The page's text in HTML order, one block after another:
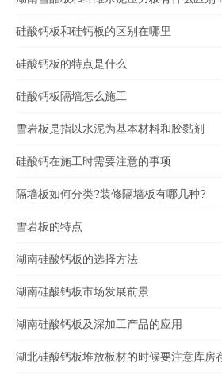
硅酸钙板和硅钙板的区别在哪里
硅酸钙板的特点是什么
硅酸钙板隔墙怎么施工
雪岩板是指以水泥为基本材料和胶黏剂
硅酸钙在施工时需要注意的事项
隔墙板如何分类?装修隔墙板有哪几种?
雪岩板的特点
湖南硅酸钙板的选择方法
湖南硅酸钙板市场发展前景
湖南硅酸钙板及深加工产品的应用
湖北硅酸钙板堆放板材的时候要注意库房